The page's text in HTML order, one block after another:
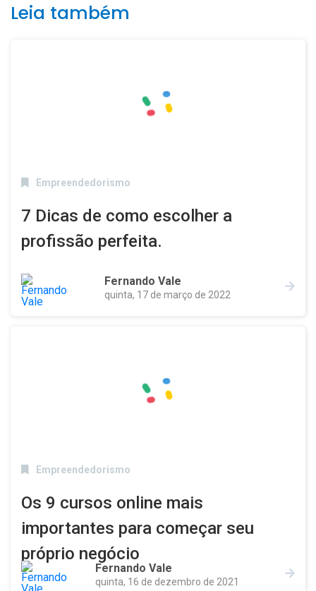
Leia também
Empreendedorismo
7 Dicas de como escolher a
profissão perfeita.
Fernando Vale
quinta, 17 de março de 2022
Empreendedorismo
Os 9 cursos online mais
importantes para começar seu
próprio negócio
Fernando Vale
quinta, 16 de dezembro de 2021